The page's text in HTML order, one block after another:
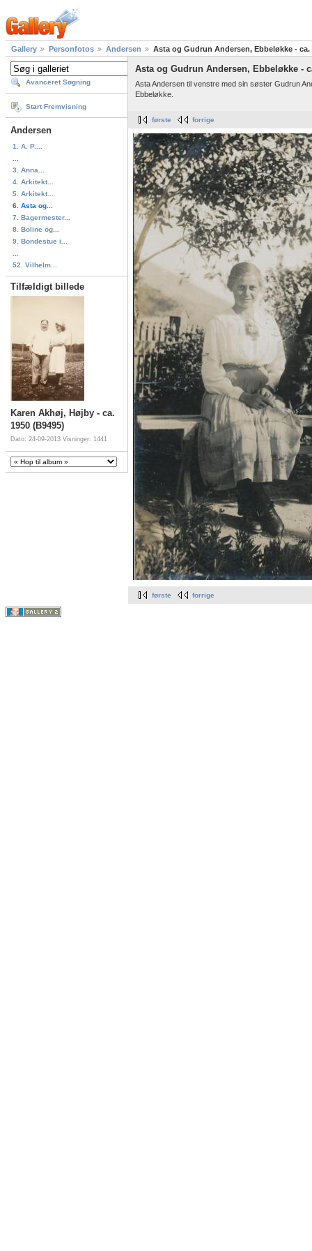
Gallery Personfotos Andersen Asta og Gudrun Andersen, Ebbeløkke - ca.
Avanceret Søgning
Start Fremvisning
Andersen
1. A. P....
3. Anna...
4. Arkitekt...
5. Arkitekt...
6. Asta og...
7. Bagermester...
8. Boline og...
9. Bondestue i...
52. Vilhelm...
Tilfældigt billede
Karen Akhøj, Højby - ca.
1950 (B9495)
Dato: 24-09-2013 Visninger: 1441
Asta og Gudrun Andersen, Ebbeløkke -
Asta Andersen til venstre med sin søster Gudrun
Ebbeløkke.
første forrige
første forrige